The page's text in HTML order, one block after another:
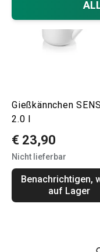
Gießkännchen
2.0 l
€ 23,90
Nicht lieferbar
Benachrichtigen,
auf Lager